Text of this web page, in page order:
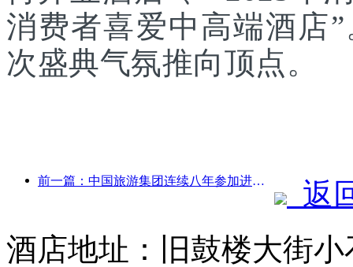
消费者喜爱中高端酒店
次盛典气氛推向顶点。
前一篇：中国旅游集团连续八年参加进博会，集中签约超10亿美元
返
酒店地址：旧鼓楼大街